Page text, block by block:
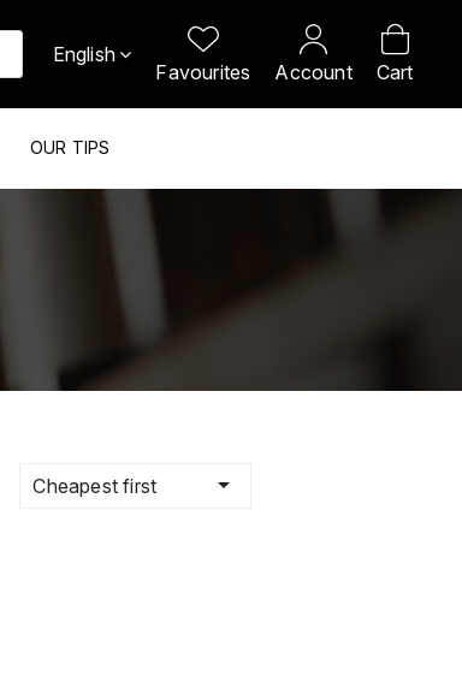
English
Favourites Account Cart
OUR TIPS
Cheapest first 